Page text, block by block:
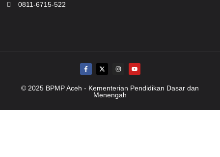
0811-6715-522
© 2025 BPMP Aceh - Kementerian Pendidikan Dasar dan
Menengah